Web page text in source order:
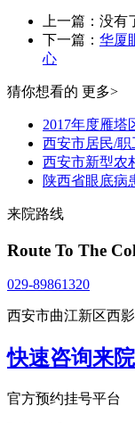
上一篇：没有
下一篇： 华厦
心
猜你想看的 更多>
2017年度雁塔
西安市居民/
西安市新型农
陕西省眼底病
来院路线
Route To The
029-89861320
西安市曲江新区西
快速咨询来
官方预约挂号平台